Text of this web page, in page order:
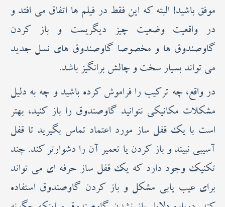
موفق باشید! البته که این فقط در فیلم ها اتفاق می افتد و
در واقعیت وضعیت چیز دیگریست و باز کردن
گاوصندوق ها و مخصوصا گاوصندوق های نسل جدید
می تواند بسیار سخت و چالش برانگیز باشد.
در واقع، چه ترکیب را فراموش کرده باشید و چه به دلیل
مشکلات مکانیکی نتوانید گاوصندوق را باز کنید، بهتر
است با یک قفل ساز مورد اعتماد تماس بگیرید تا قفل
آسیبی نبیند و باز کردن یا تعمیر آن را دشوارتر کند. چند
تکنیک وجود دارد که یک قفل ساز حرفه ای می تواند
برای عیب یابی مشکل و باز کردن گاوصندوق استفاده